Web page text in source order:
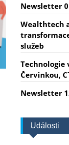
Newsletter
Wealthtech
služeb
Technologie
Červinkou,
Newsletter
Události